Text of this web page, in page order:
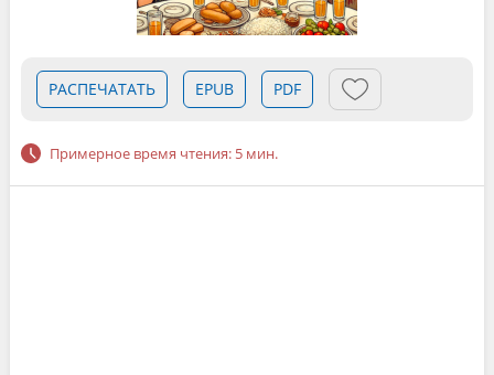
РАСПЕЧАТАТЬ EPUB PDF
Примерное время чтения: 5 мин.